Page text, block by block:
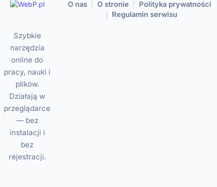
Szybkie
narzędzia
online do
pracy, nauki i
plików.
Działają w
przeglądarce
— bez
instalacji i
bez
rejestracji.
O nas O stronie Polityka prywatności
Regulamin serwisu